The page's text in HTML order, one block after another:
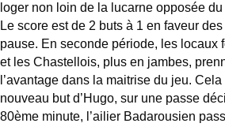
loger non loin de la lucarne opposée
Le score est de 2 buts à 1 en faveur
pause. En seconde période, les locaux
et les Chastellois, plus en jambes,
l’avantage dans la maitrise du jeu.
nouveau but d’Hugo, sur une passe
80ème minute, l’ailier Badarousien